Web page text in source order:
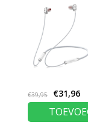
€39,95 €31,96